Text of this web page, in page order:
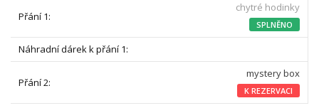
chytré hodinky
SPLNĚNO
mystery box
K REZERVACI